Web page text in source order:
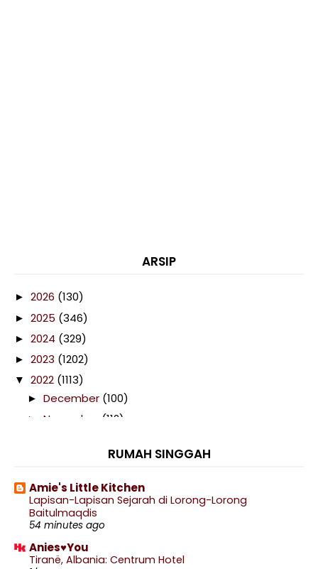
ARSIP
► 2026 (130)
► 2025 (346)
► 2024 (329)
► 2023 (1202)
▼ 2022 (1113)
► December (100)
► November (112)
Telefilem Anak Bomoh (TV9)
Ini Bukan Lipstick! Ini adalah Pencukur Terpaling ...
Drama Sewa (TV2)
Telefilem Bibik Kayangan (Awesome TV)
Lauk Ikan Baung Masak Cili Api Sekali Lagi
RUMAH SINGGAH
Amie's Little Kitchen
Lapisan-Lapisan Sejarah di Lorong-Lorong
Baitulmaqdis
54 minutes ago
Anies♥You
Tiranë, Albania: Centrum Hotel